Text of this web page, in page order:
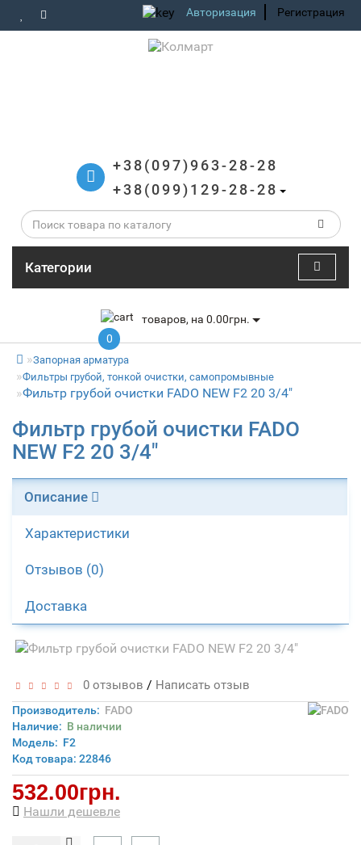
Авторизация Регистрация
+38(097)963-28-28
+38(099)129-28-28
Категории
0
товаров, на 0.00грн.
Запорная арматура
Фильтры грубой, тонкой очистки, самопромывные
Фильтр грубой очистки FADO NEW F2 20 3/4"
Фильтр грубой очистки FADO
NEW F2 20 3/4"
Описание
Характеристики
Отзывов (0)
Доставка
0 отзывов / Написать отзыв
Производитель: FADO
Наличие: В наличии
Модель: F2
Код товара: 22846
532.00грн.
Нашли дешевле